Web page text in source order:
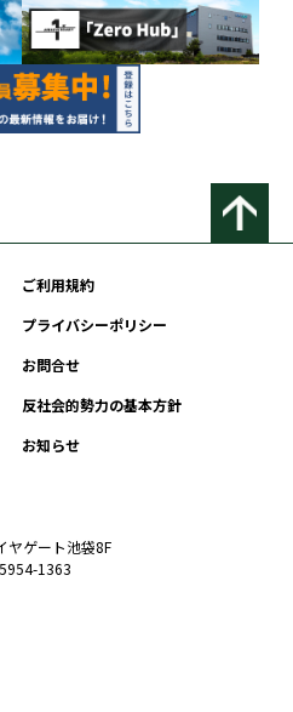
ご利用規約
プライバシーポリシー
お問合せ
反社会的勢力の基本方針
お知らせ
ヤゲート池袋8F
1363